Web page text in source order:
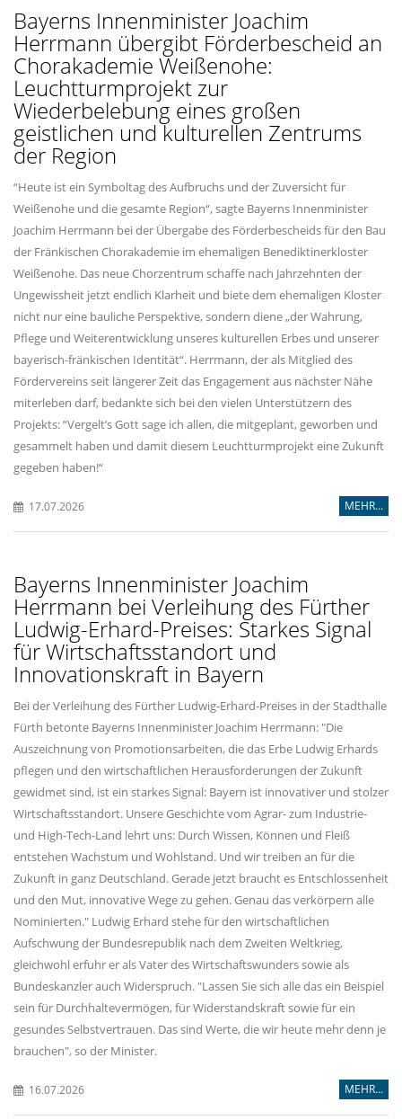
Bayerns Innenminister Joachim
Herrmann übergibt Förderbescheid an
Chorakademie Weißenohe:
Leuchtturmprojekt zur
Wiederbelebung eines großen
geistlichen und kulturellen Zentrums
der Region
“Heute ist ein Symboltag des Aufbruchs und der Zuversicht für
Weißenohe und die gesamte Region“, sagte Bayerns Innenminister
Joachim Herrmann bei der Übergabe des Förderbescheids für den Bau
der Fränkischen Chorakademie im ehemaligen Benediktinerkloster
Weißenohe. Das neue Chorzentrum schaffe nach Jahrzehnten der
Ungewissheit jetzt endlich Klarheit und biete dem ehemaligen Kloster
nicht nur eine bauliche Perspektive, sondern diene „der Wahrung,
Pflege und Weiterentwicklung unseres kulturellen Erbes und unserer
bayerisch-fränkischen Identität“. Herrmann, der als Mitglied des
Fördervereins seit längerer Zeit das Engagement aus nächster Nähe
miterleben darf, bedankte sich bei den vielen Unterstützern des
Projekts: “Vergelt’s Gott sage ich allen, die mitgeplant, geworben und
gesammelt haben und damit diesem Leuchtturmprojekt eine Zukunft
gegeben haben!“
17.07.2026 MEHR...
Bayerns Innenminister Joachim
Herrmann bei Verleihung des Fürther
Ludwig-Erhard-Preises: Starkes Signal
für Wirtschaftsstandort und
Innovationskraft in Bayern
Bei der Verleihung des Fürther Ludwig-Erhard-Preises in der Stadthalle
Fürth betonte Bayerns Innenminister Joachim Herrmann: "Die
Auszeichnung von Promotionsarbeiten, die das Erbe Ludwig Erhards
pflegen und den wirtschaftlichen Herausforderungen der Zukunft
gewidmet sind, ist ein starkes Signal: Bayern ist innovativer und stolzer
Wirtschaftsstandort. Unsere Geschichte vom Agrar- zum Industrie-
und High-Tech-Land lehrt uns: Durch Wissen, Können und Fleiß
entstehen Wachstum und Wohlstand. Und wir treiben an für die
Zukunft in ganz Deutschland. Gerade jetzt braucht es Entschlossenheit
und den Mut, innovative Wege zu gehen. Genau das verkörpern alle
Nominierten." Ludwig Erhard stehe für den wirtschaftlichen
Aufschwung der Bundesrepublik nach dem Zweiten Weltkrieg,
gleichwohl erfuhr er als Vater des Wirtschaftswunders sowie als
Bundeskanzler auch Widerspruch. "Lassen Sie sich alle das ein Beispiel
sein für Durchhaltevermögen, für Widerstandskraft sowie für ein
gesundes Selbstvertrauen. Das sind Werte, die wir heute mehr denn je
brauchen", so der Minister.
16.07.2026 MEHR...